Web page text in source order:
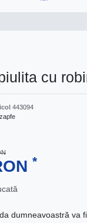
cu
443094
*
dumneavoastră va